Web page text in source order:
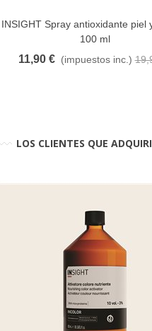
FAVORITO
INSIGHT Spray antioxidante piel
100 ml
11,90 € (impuestos inc.)
LOS CLIENTES QUE